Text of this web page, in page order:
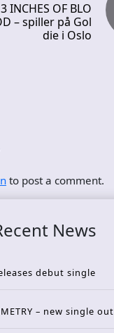
3 INCHES OF BLO
– spiller på Gol
die i Oslo
to post a comment.
News
debut single
– new single out